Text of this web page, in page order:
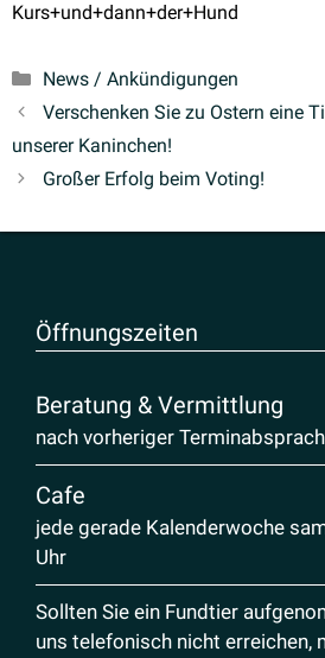
Kurs+und+dann+der+Hund
Kategorien
News / Ankündigungen
Verschenken Sie zu Ostern eine
unserer Kaninchen!
Großer Erfolg beim Voting!
Öffnungs­zeiten
Beratung & Vermittlung
nach vorheriger
Cafe
jede gerade Kalenderwoche
Uhr
Sollten Sie ein Fundtier
uns telefonisch nicht erreichen,